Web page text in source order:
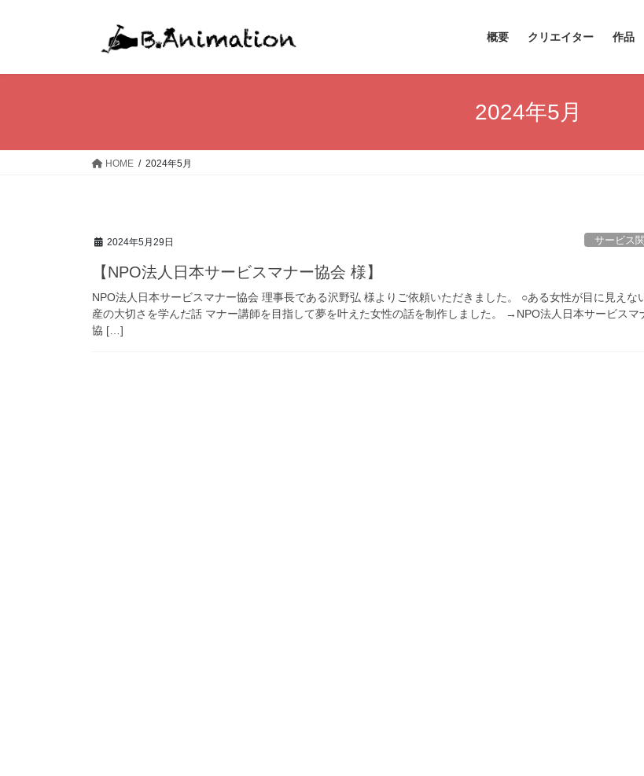
概要 クリエイター 作品
2024年5月
HOME 2024年5月
2024年5月29日 サービス
【NPO法人日本サービスマナー協会 様】
NPO法人日本サービスマナー協会 理事長である沢野弘 様よりご依頼いただきました。 ○ある女性が目に見えな
産の大切さを学んだ話 マナー講師を目指して夢を叶えた女性の話を制作しました。 →NPO法人日本サービスマ
協 […]